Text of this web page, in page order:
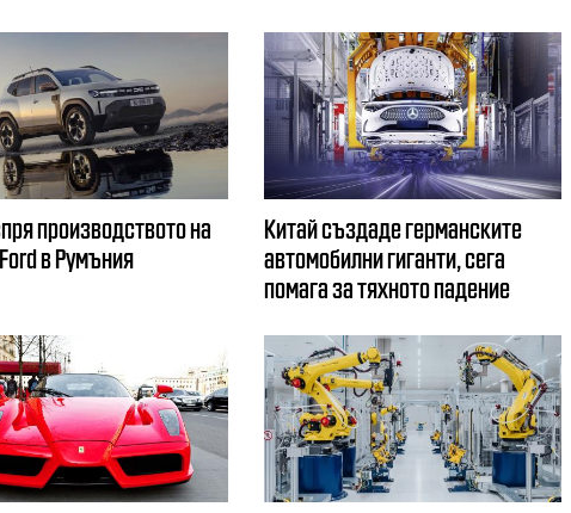
производството на
в Румъния
Китай създаде германските
автомобилни гиганти, сега
помага за тяхното падение